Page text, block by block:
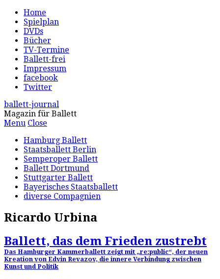
Home
Spielplan
DVDs
Bücher
TV-Termine
Ballett-frei
Impressum
facebook
Twitter
ballett-journal
Magazin für Ballett
Menu Close
Hamburg Ballett
Staatsballett Berlin
Semperoper Ballett
Ballett Dortmund
Stuttgarter Ballett
Bayerisches Staatsballett
diverse Compagnien
Ricardo Urbina
Ballett, das dem Frieden zustrebt
Das Hamburger Kammerballett zeigt mit „re:public“, der neuen
Kreation von Edvin Revazov, die innere Verbindung zwischen
Kunst und Politik